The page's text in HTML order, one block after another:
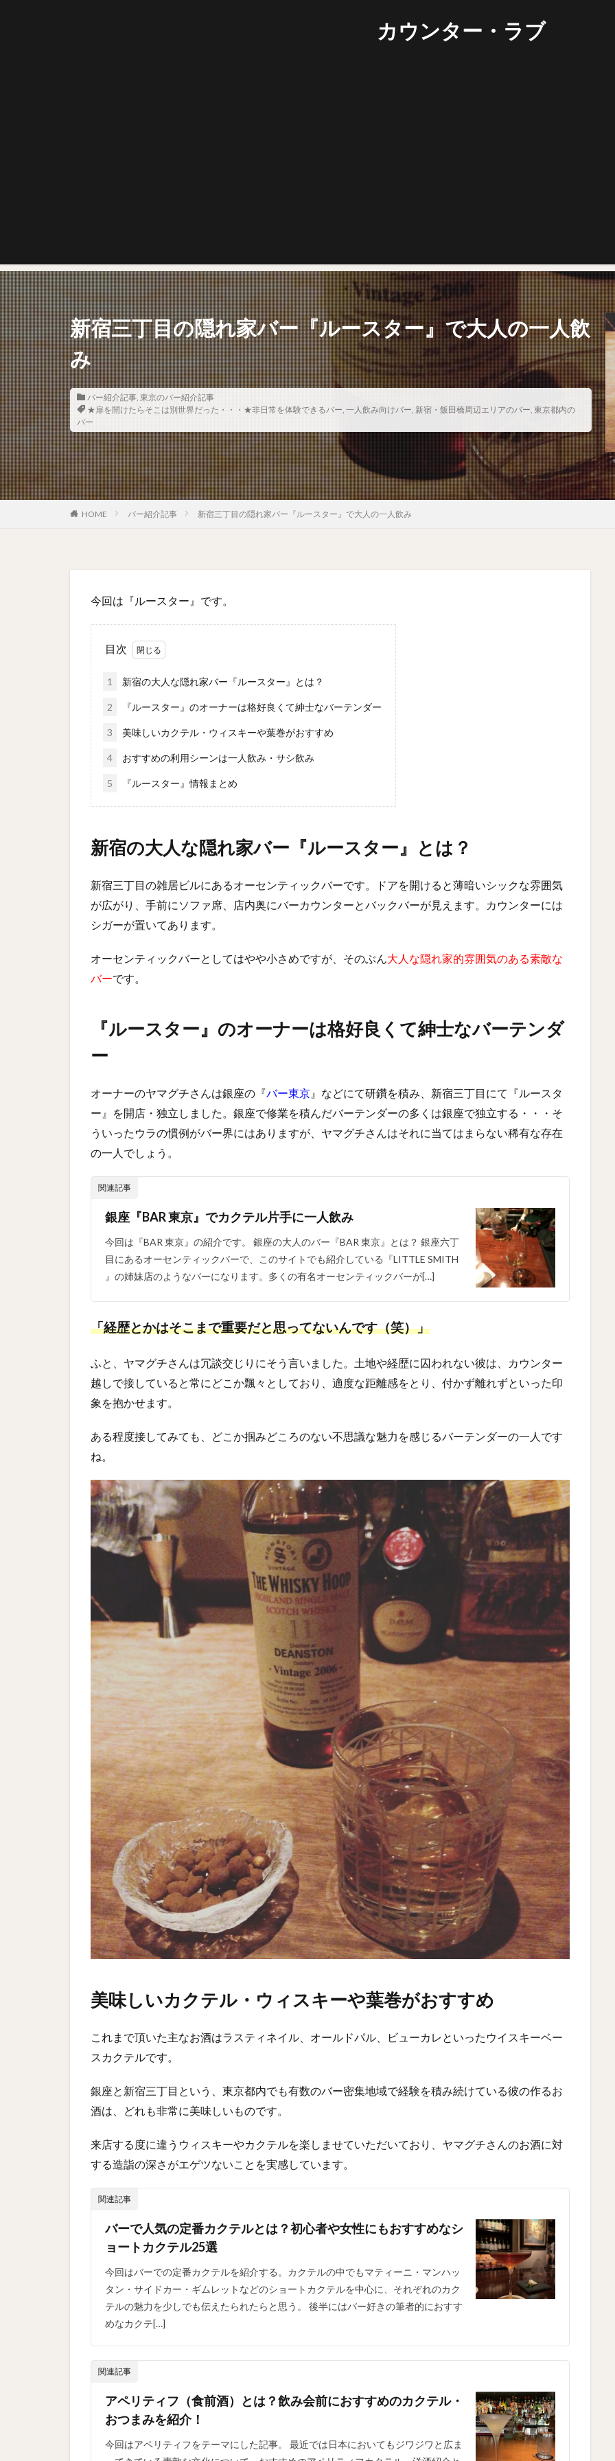
カウンター・ラブ
新宿三丁目の隠れ家バー『ルースター』で大人の一人飲
み
バー紹介記事, 東京のバー紹介記事
★扉を開けたらそこは別世界だった・・・★非日常を体験できるバー, 一人飲み向けバー, 新宿・飯田橋周辺エリアのバー, 東京都内の
バー
HOME バー紹介記事 新宿三丁目の隠れ家バー『ルースター』で大人の一人飲み
今回は『ルースター』です。
目次
1 新宿の大人な隠れ家バー『ルースター』とは？
2 『ルースター』のオーナーは格好良くて紳士なバーテンダー
3 美味しいカクテル・ウィスキーや葉巻がおすすめ
4 おすすめの利用シーンは一人飲み・サシ飲み
5 『ルースター』情報まとめ
新宿の大人な隠れ家バー『ルースター』とは？
新宿三丁目の雑居ビルにあるオーセンティックバーです。ドアを開けると薄暗いシックな雰囲気
が広がり、手前にソファ席、店内奥にバーカウンターとバックバーが見えます。カウンターには
シガーが置いてあります。
オーセンティックバーとしてはやや小さめですが、そのぶん 大人な隠れ家的雰囲気のある素敵な
バーです。
『ルースター』のオーナーは格好良くて紳士なバーテンダ
ー
オーナーのヤマグチさんは銀座の『バー東京 』などにて研鑽を積み、新宿三丁目にて『ルースタ
ー』を開店・独立しました。銀座で修業を積んだバーテンダーの多くは銀座で独立する・・・そ
ういったウラの慣例がバー界にはありますが、ヤマグチさんはそれに当てはまらない稀有な存在
の一人でしょう。
関連記事
銀座『BAR 東京』でカクテル片手に一人飲み
今回は『BAR 東京』の紹介です。 銀座の大人のバー『BAR 東京』とは？ 銀座六丁
目にあるオーセンティックバーで、このサイトでも紹介している『LITTLE SMITH
』の姉妹店のようなバーになります。多くの有名オーセンティックバーが[…]
「経歴とかはそこまで重要だと思ってないんです（笑）」
ふと、ヤマグチさんは冗談交じりにそう言いました。土地や経歴に囚われない彼は、カウンター
越しで接していると常にどこか飄々としており、適度な距離感をとり、付かず離れずといった印
象を抱かせます。
ある程度接してみても、どこか掴みどころのない不思議な魅力を感じるバーテンダーの一人です
ね。
美味しいカクテル・ウィスキーや葉巻がおすすめ
これまで頂いた主なお酒はラスティネイル、オールドパル、ビューカレといったウイスキーベー
スカクテルです。
銀座と新宿三丁目という、東京都内でも有数のバー密集地域で経験を積み続けている彼の作るお
酒は、どれも非常に美味しいものです。
来店する度に違うウィスキーやカクテルを楽しませていただいており、ヤマグチさんのお酒に対
する造詣の深さがエゲツないことを実感しています。
関連記事
バーで人気の定番カクテルとは？初心者や女性にもおすすめなシ
ョートカクテル25選
今回はバーでの定番カクテルを紹介する。カクテルの中でもマティーニ・マンハッ
タン・サイドカー・ギムレットなどのショートカクテルを中心に、それぞれのカク
テルの魅力を少しでも伝えたられたらと思う。 後半にはバー好きの筆者的におすす
めなカクテ[…]
関連記事
アペリティフ（食前酒）とは？飲み会前におすすめのカクテル・
おつまみを紹介！
今回はアペリティフをテーマにした記事。 最近では日本においてもジワジワと広ま